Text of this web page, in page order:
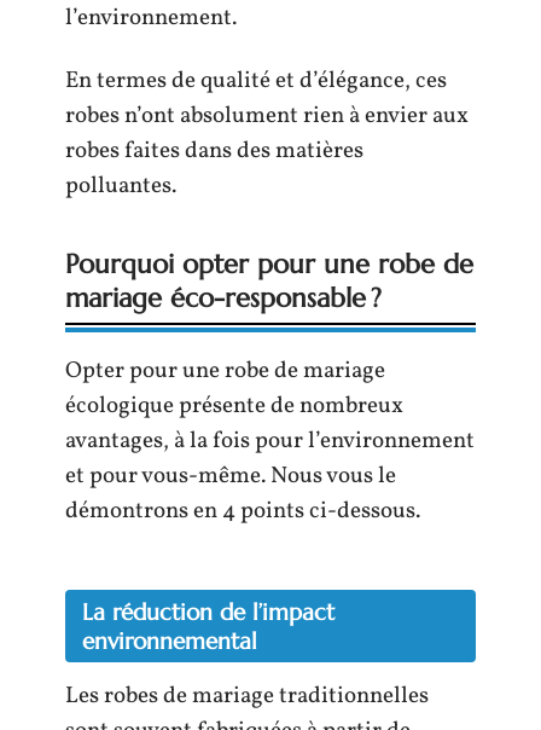
l’environnement.
En termes de qualité et d’élégance, ces
robes n’ont absolument rien à envier aux
robes faites dans des matières
polluantes.
Pourquoi opter pour une robe de
mariage éco-responsable ?
Opter pour une robe de mariage
écologique présente de nombreux
avantages, à la fois pour l’environnement
et pour vous-même. Nous vous le
démontrons en 4 points ci-dessous.
La réduction de l’impact
environnemental
Les robes de mariage traditionnelles